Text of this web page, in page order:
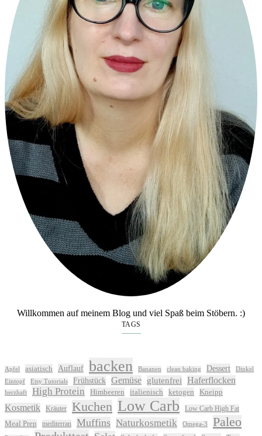
Willkommen auf meinem Blog und viel Spaß beim Stöbern. :)
TAGS
Apfel asiatisch Auflauf backen Bananen clean baking Dessert
Dinkel
Eintopf
Etsy Tutorials Frühstück Gemüse glutenfrei Haferflocken
herzhaft High Protein Himbeeren italienisch ketogen Kneipp
Kosmetik Kräuter Kuchen Low Carb Low Carb High Fat
Meal Prep mediterran Muffins Naturkosmetik Omega-3 Paleo